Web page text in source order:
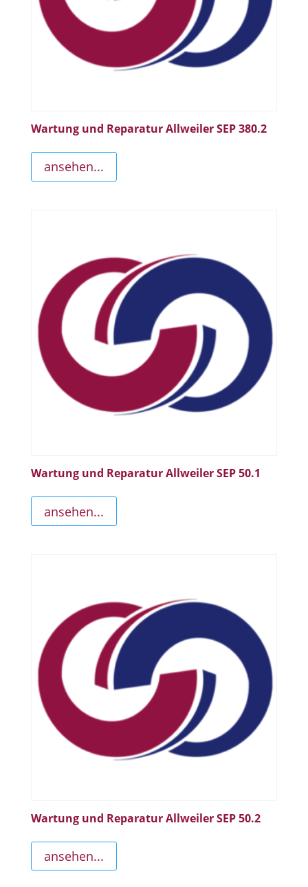
Wartung und Reparatur Allweiler SEP 380.2
ansehen...
Wartung und Reparatur Allweiler SEP 50.1
ansehen...
Wartung und Reparatur Allweiler SEP 50.2
ansehen...